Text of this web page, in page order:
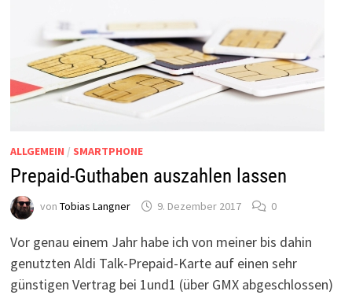
ALLGEMEIN / SMARTPHONE
Prepaid-Guthaben auszahlen lassen
von Tobias Langner 9. Dezember 2017 0
Vor genau einem Jahr habe ich von meiner bis dahin
genutzten Aldi Talk-Prepaid-Karte auf einen sehr
günstigen Vertrag bei 1und1 (über GMX abgeschlossen)